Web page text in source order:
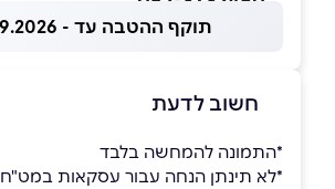
תוקף ההטבה עד - 10.09.2026
חשוב לדעת
*התמונה להמחשה בלבד
*לא תינתן הנחה עבור עסקאות במט"ח